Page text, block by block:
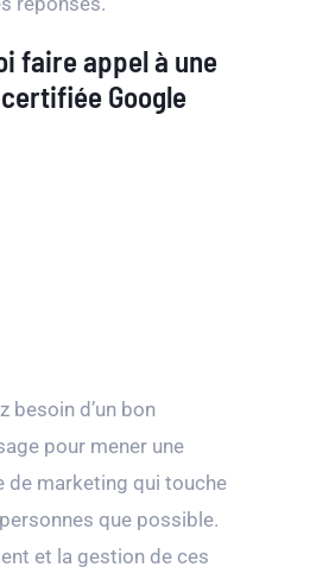
faire appel à une
Google
besoin d’un bon
pour mener une
de marketing qui touche
que possible.
et la gestion de ces